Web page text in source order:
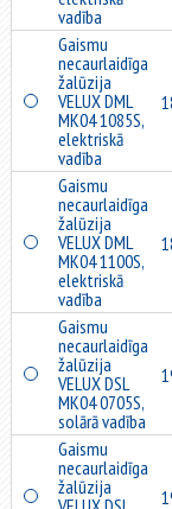
vadība
Gaismu
necaurlaidīga
žalūzija
VELUX DML
MK04 1085S,
elektriskā
vadība
Gaismu
necaurlaidīga
žalūzija
VELUX DML
MK04 1100S,
elektriskā
vadība
Gaismu
necaurlaidīga
žalūzija
VELUX DSL
MK04 0705S,
solārā vadība
Gaismu
necaurlaidīga
žalūzija